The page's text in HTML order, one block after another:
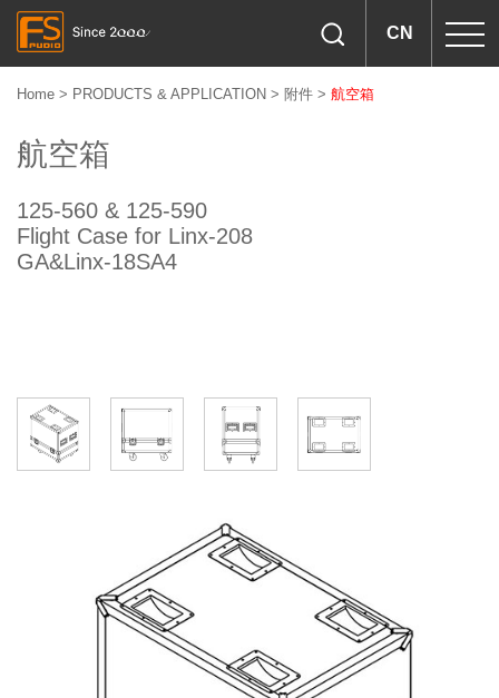
CN
Home > PRODUCTS & APPLICATION > 附件 > 航空箱
航空箱
125-560 & 125-590
Flight Case for Linx-208
GA&Linx-18SA4